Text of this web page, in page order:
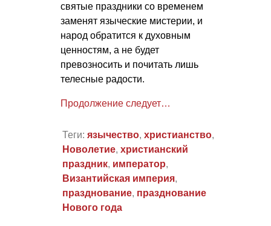
святые праздники со временем
заменят языческие мистерии, и
народ обратится к духовным
ценностям, а не будет
превозносить и почитать лишь
телесные радости.
Продолжение следует…
Теги: язычество, христианство,
Новолетие, христианский
праздник, император,
Византийская империя,
празднование, празднование
Нового года